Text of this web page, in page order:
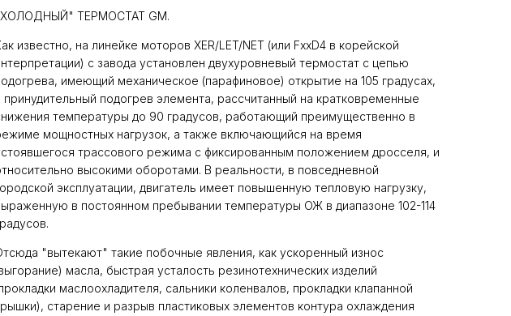
ТЕРМОСТАТ GM.
известно, на линейке моторов XER/LET/NET (или FxxD4 в корейской
с завода установлен двухуровневый термостат с цепью
имеющий механическое (парафиновое) открытие на 105 градусах,
принудительный подогрев элемента, рассчитанный на кратковременные
температуры до 90 градусов, работающий преимущественно в
мощностных нагрузок, а также включающийся на время
трассового режима с фиксированным положением дросселя, и
высокими оборотами. В реальности, в повседневной
эксплуатации, двигатель имеет повышенную тепловую нагрузку,
в постоянном пребывании температуры ОЖ в диапазоне 102-114
"вытекают" такие побочные явления, как ускоренный износ
масла, быстрая усталость резинотехнических изделий
маслоохладителя, сальники коленвалов, прокладки клапанной
старение и разрыв пластиковых элементов контура охлаждения